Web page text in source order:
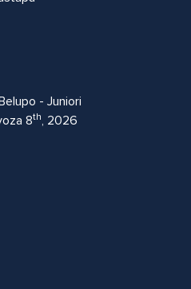
- Juniori
8th, 2026